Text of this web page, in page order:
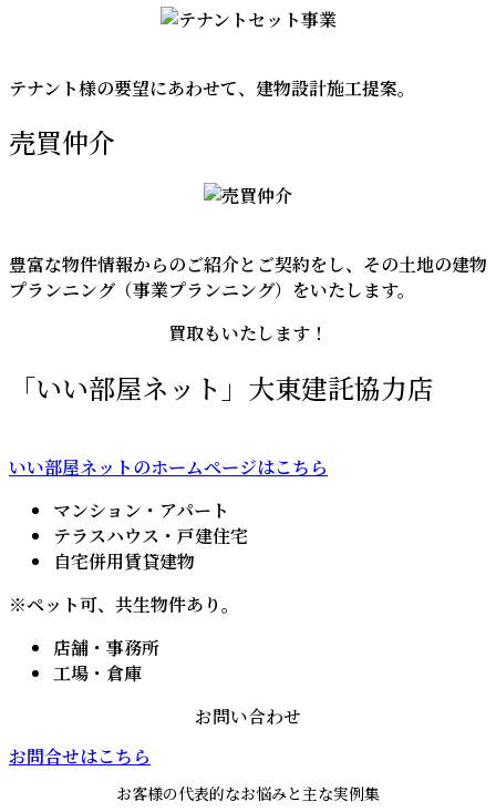
テナント様の要望にあわせて、建物設計施工提案。
売買仲介
豊富な物件情報からのご紹介とご契約をし、その土地の建物
プランニング（事業プランニング）をいたします。
買取もいたします！
「いい部屋ネット」大東建託協力店
いい部屋ネットのホームページはこちら
マンション・アパート
テラスハウス・戸建住宅
自宅併用賃貸建物
※ペット可、共生物件あり。
店舗・事務所
工場・倉庫
お問い合わせ
お問合せはこちら
お客様の代表的なお悩みと主な実例集